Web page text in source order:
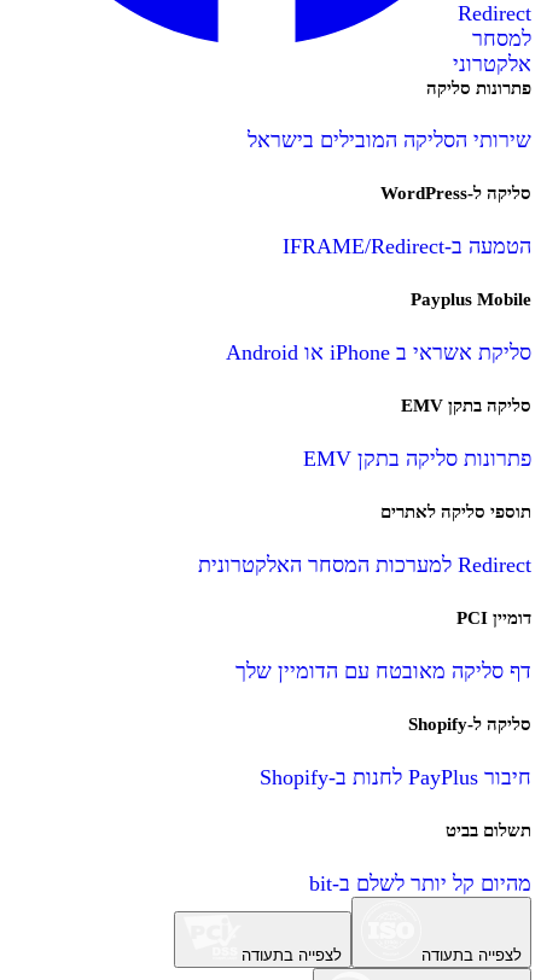
Redirect
למסחר
אלקטרוני
פתרונות סליקה
שירותי הסליקה המובילים בישראל
סליקה ל-WordPress
הטמעה ב-IFRAME/Redirect
Payplus Mobile
סליקת אשראי ב iPhone או Android
סליקה בתקן EMV
פתרונות סליקה בתקן EMV
תוספי סליקה לאתרים
Redirect למערכות המסחר האלקטרונית
דומיין PCI
דף סליקה מאובטח עם הדומיין שלך
סליקה ל-Shopify
חיבור PayPlus לחנות ב-Shopify
תשלום בביט
מהיום קל יותר לשלם ב-bit
לצפייה בתעודה לצפייה בתעודה